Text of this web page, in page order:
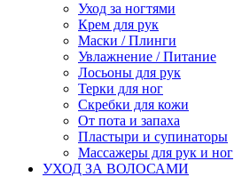
Уход за ногтями
Крем для рук
Маски / Плинги
Увлажнение / Питание
Лосьоны для рук
Терки для ног
Скребки для кожи
От пота и запаха
Пластыри и супинаторы
Массажеры для рук и ног
УХОД ЗА ВОЛОСАМИ